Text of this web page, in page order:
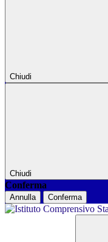
Chiudi
Chiudi
Conferma
Annulla Conferma